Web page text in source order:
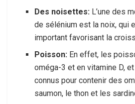
Des noisettes: L’une des
de sélénium est la noix, qui
important favorisant la
Poisson: En effet, les
oméga-3 et en vitamine D,
connus pour contenir des
saumon, le thon et les